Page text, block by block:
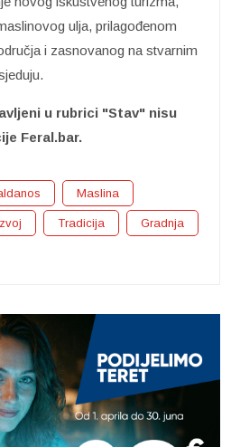
ulja, prilagođenom
i zasnovanog na stvarnim
u rubrici "Stav" nisu
Feral.bar.
Maslina
Tradicija Gradnja